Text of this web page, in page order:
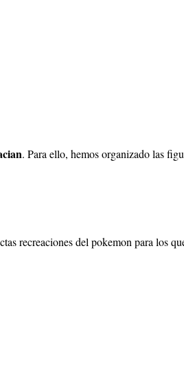
. Para ello, hemos organizado las
recreaciones del pokemon para